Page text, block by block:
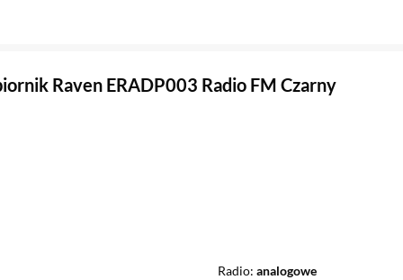
Raven ERADP003 Radio FM Czarny
Radio analogowe